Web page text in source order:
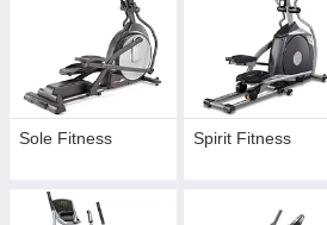
Sole Fitness Spirit Fitness